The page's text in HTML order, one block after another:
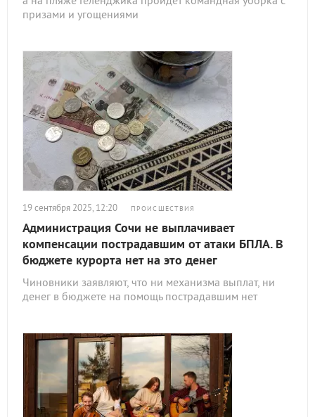
призами и угощениями
19 сентября 2025, 12:20 ПРОИСШЕСТВИЯ
Администрация Сочи не выплачивает
компенсации пострадавшим от атаки БПЛА. В
бюджете курорта нет на это денег
Чиновники заявляют, что ни механизма выплат, ни
денег в бюджете на помощь пострадавшим нет